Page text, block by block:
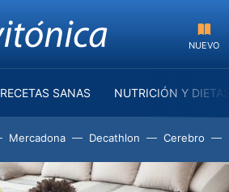
NUEVO
RECETAS SANAS NUTRICIÓN Y
Mercadona Decathlon Cerebro